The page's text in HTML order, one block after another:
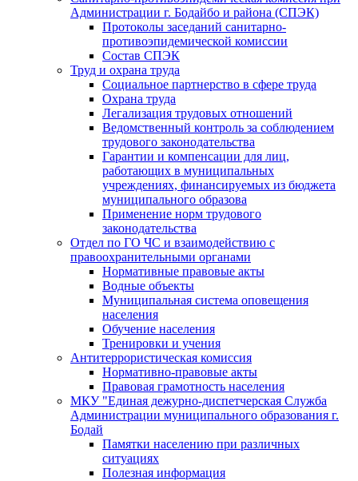
Администрации г. Бодайбо и района (СПЭК)
Протоколы заседаний санитарно-
противоэпидемической комиссии
Состав СПЭК
Труд и охрана труда
Социальное партнерство в сфере труда
Охрана труда
Легализация трудовых отношений
Ведомственный контроль за соблюдением
трудового законодательства
Гарантии и компенсации для лиц,
работающих в муниципальных
учреждениях, финансируемых из бюджета
муниципального образова
Применение норм трудового
законодательства
Отдел по ГО ЧС и взаимодействию с
правоохранительными органами
Нормативные правовые акты
Водные объекты
Муниципальная система оповещения
населения
Обучение населения
Тренировки и учения
Антитеррористическая комиссия
Нормативно-правовые акты
Правовая грамотность населения
МКУ "Единая дежурно-диспетчерская Служба
Администрации муниципального образования г.
Бодай
Памятки населению при различных
ситуациях
Полезная информация